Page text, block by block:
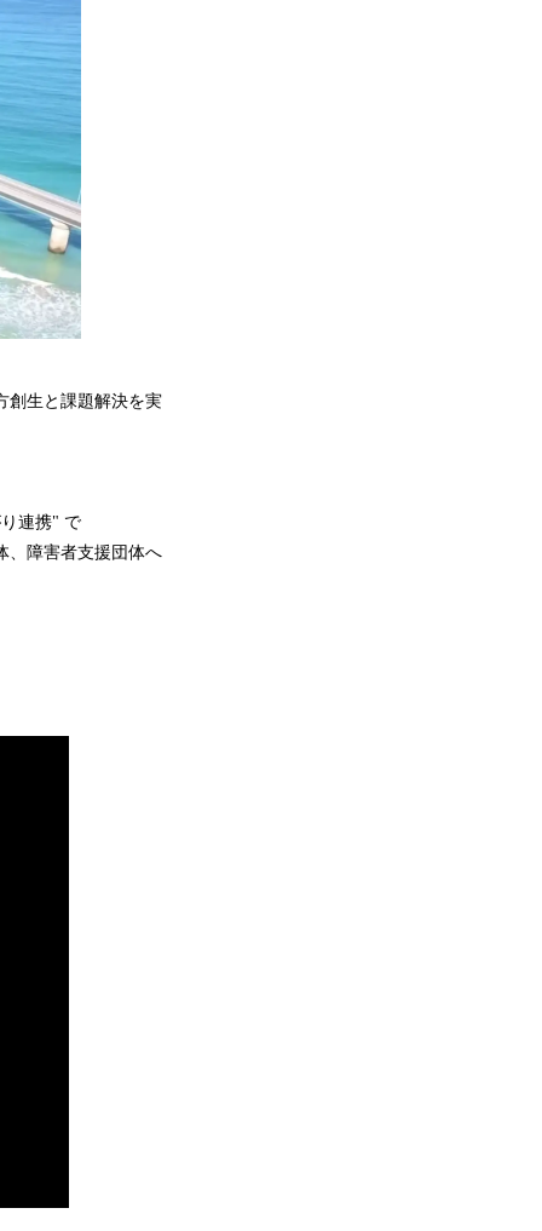
創生と課題解決を実
連携" で
、障害者支援団体へ